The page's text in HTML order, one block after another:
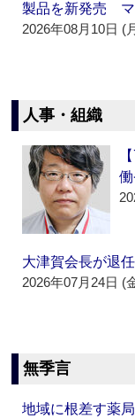
製品を新発売
2026年08月10日 (
人事・組織
大津賀会長が退
2026年07月24日 (
無季言
地域に根差す薬